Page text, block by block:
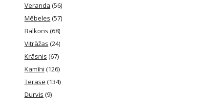
Veranda (56)
Mēbeles (57)
Balkons (68)
Vitrāžas (24)
Krāsnis (67)
Kamīni (126)
Terase (134)
Durvis (9)